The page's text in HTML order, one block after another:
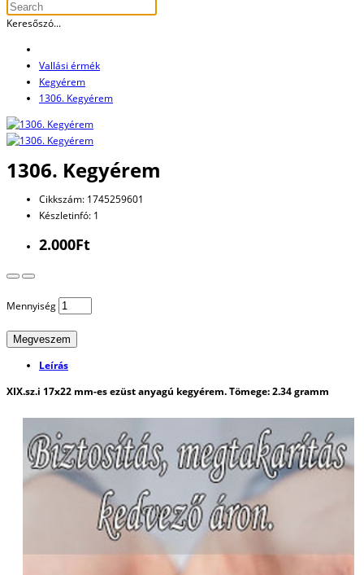
Keresőszó...
Vallási érmék
Kegyérem
1306. Kegyérem
1306. Kegyérem
Cikkszám: 1745259601
Készletinfó: 1
2.000Ft
Mennyiség
Megveszem
Leírás
XIX.sz.i 17x22 mm-es ezüst anyagú kegyérem. Tömege: 2.34 gramm